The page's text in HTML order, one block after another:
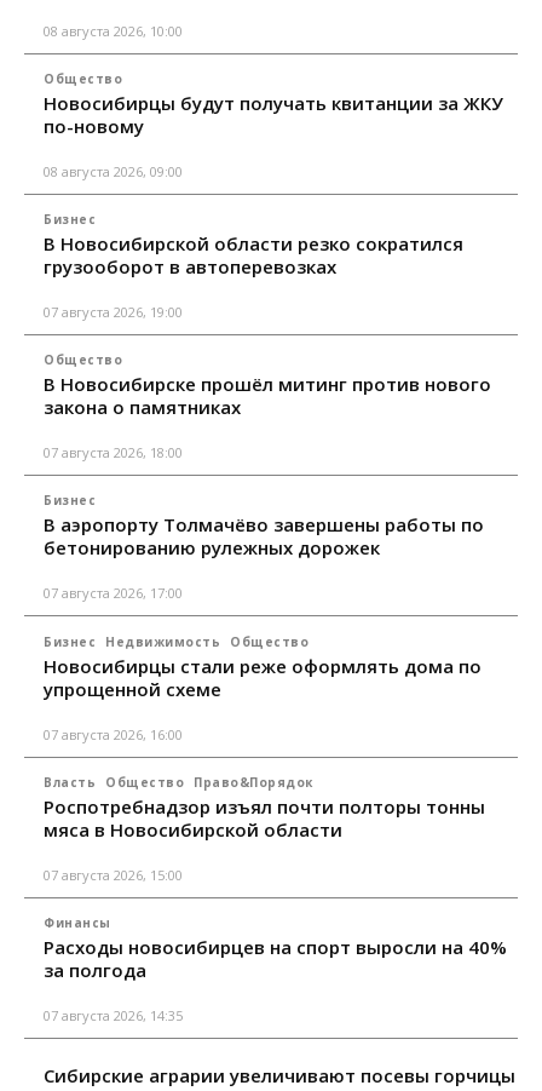
08 августа 2026, 10:00
Общество
Новосибирцы будут получать квитанции за ЖКУ
по-новому
08 августа 2026, 09:00
Бизнес
В Новосибирской области резко сократился
грузооборот в автоперевозках
07 августа 2026, 19:00
Общество
В Новосибирске прошёл митинг против нового
закона о памятниках
07 августа 2026, 18:00
Бизнес
В аэропорту Толмачёво завершены работы по
бетонированию рулежных дорожек
07 августа 2026, 17:00
Бизнес Недвижимость Общество
Новосибирцы стали реже оформлять дома по
упрощенной схеме
07 августа 2026, 16:00
Власть Общество Право&Порядок
Роспотребнадзор изъял почти полторы тонны
мяса в Новосибирской области
07 августа 2026, 15:00
Финансы
Расходы новосибирцев на спорт выросли на 40%
за полгода
07 августа 2026, 14:35
Сибирские аграрии увеличивают посевы горчицы